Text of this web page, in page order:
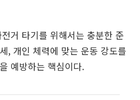
거 타기를 위해서는 충분한 준
, 개인 체력에 맞는 운동 강도를
예방하는 핵심이다.